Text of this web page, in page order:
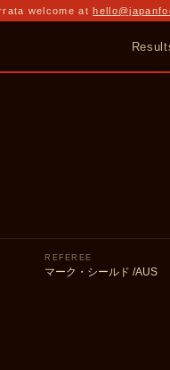
welcome at
REFEREE
マーク・シールド /AUS